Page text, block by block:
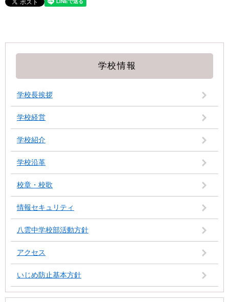
学校情報
学校長挨拶
学校経営
学校紹介
学校沿革
校章・校歌
情報セキュリティ
八雲中学校部活動方針
アクセス
いじめ防止基本方針